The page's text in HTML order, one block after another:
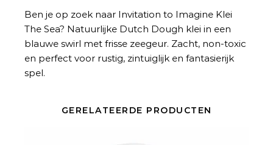
Ben je op zoek naar Invitation to Imagine Klei
The Sea? Natuurlijke Dutch Dough klei in een
blauwe swirl met frisse zeegeur. Zacht, non-toxic
en perfect voor rustig, zintuiglijk en fantasierijk
spel.
GERELATEERDE PRODUCTEN